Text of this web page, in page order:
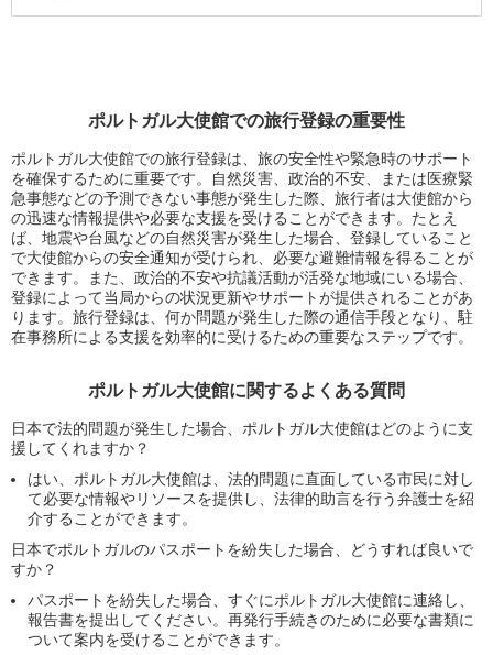
ポルトガル大使館での旅行登録の重要性
ポルトガル大使館での旅行登録は、旅の安全性や緊急時のサポート
を確保するために重要です。自然災害、政治的不安、または医療緊
急事態などの予測できない事態が発生した際、旅行者は大使館から
の迅速な情報提供や必要な支援を受けることができます。たとえ
ば、地震や台風などの自然災害が発生した場合、登録していること
で大使館からの安全通知が受けられ、必要な避難情報を得ることが
できます。また、政治的不安や抗議活動が活発な地域にいる場合、
登録によって当局からの状況更新やサポートが提供されることがあ
ります。旅行登録は、何か問題が発生した際の通信手段となり、駐
在事務所による支援を効率的に受けるための重要なステップです。
ポルトガル大使館に関するよくある質問
日本で法的問題が発生した場合、ポルトガル大使館はどのように支
援してくれますか？
はい、ポルトガル大使館は、法的問題に直面している市民に対し
て必要な情報やリソースを提供し、法律的助言を行う弁護士を紹
介することができます。
日本でポルトガルのパスポートを紛失した場合、どうすれば良いで
すか？
パスポートを紛失した場合、すぐにポルトガル大使館に連絡し、
報告書を提出してください。再発行手続きのために必要な書類に
ついて案内を受けることができます。